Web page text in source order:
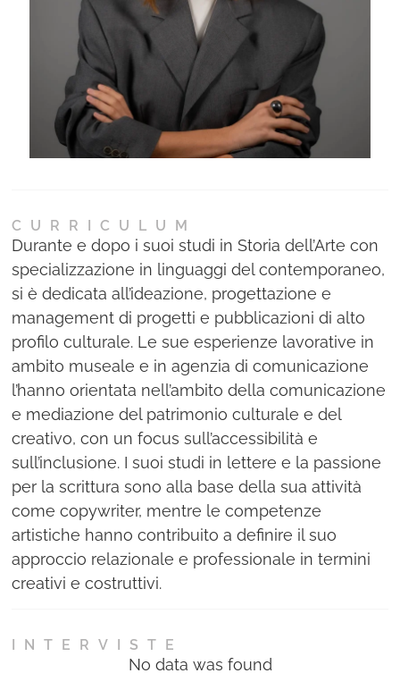
CURRICULUM
Durante e dopo i suoi studi in Storia dell’Arte con
specializzazione in linguaggi del contemporaneo,
si è dedicata all’ideazione, progettazione e
management di progetti e pubblicazioni di alto
profilo culturale. Le sue esperienze lavorative in
ambito museale e in agenzia di comunicazione
l’hanno orientata nell’ambito della comunicazione
e mediazione del patrimonio culturale e del
creativo, con un focus sull’accessibilità e
sull’inclusione. I suoi studi in lettere e la passione
per la scrittura sono alla base della sua attività
come copywriter, mentre le competenze
artistiche hanno contribuito a definire il suo
approccio relazionale e professionale in termini
creativi e costruttivi.
INTERVISTE
No data was found